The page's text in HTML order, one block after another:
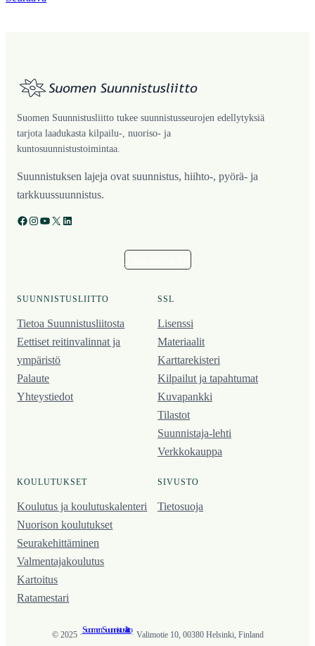
Suomen Suunnistusliitto tukee suunnistusseurojen edellytyksiä
tarjota laadukasta kilpailu-, nuoriso- ja
kuntosuunnistustoimintaa.
Suunnistuksen lajeja ovat suunnistus, hiihto-, pyörä- ja
tarkkuussuunnistus.
Facebook Instagram YouTube X LinkedIn
SUUNNISTUSLIITTO
Tietoa Suunnistusliitosta
Eettiset reitinvalinnat ja
ympäristö
Palaute
Yhteystiedot
SSL
Lisenssi
Materiaalit
Karttarekisteri
Kilpailut ja tapahtumat
Kuvapankki
Tilastot
Suunnistaja-lehti
Verkkokauppa
KOULUTUKSET
Koulutus ja koulutus­kalenteri
Nuorison koulutukset
Seura­kehittäminen
Valmentaja­koulutus
Kartoitus
Ratamestari
SIVUSTO
Tietosuoja
© 2025 ·
Suomen Suunnistusliitto
· Valimotie 10, 00380 Helsinki, Finland